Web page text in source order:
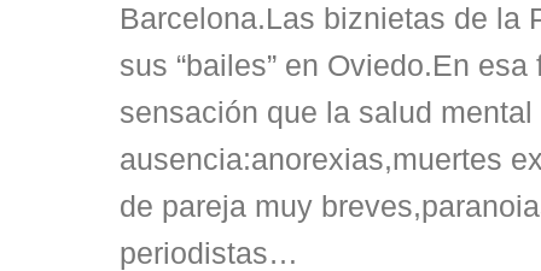
Barcelona.Las biznietas de la
sus “bailes” en Oviedo.En
sensación que la salud
ausencia:anorexias,muertes
de pareja muy
periodistas…